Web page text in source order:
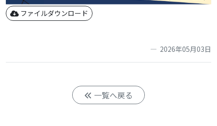
ファイルダウンロード
2026年05月03日
一覧へ戻る